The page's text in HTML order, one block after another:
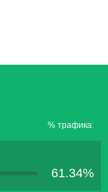
% трафика:
61.34%